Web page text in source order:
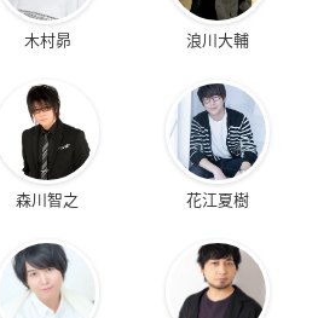
木村昴 浪川大輔
森川智之 花江夏樹